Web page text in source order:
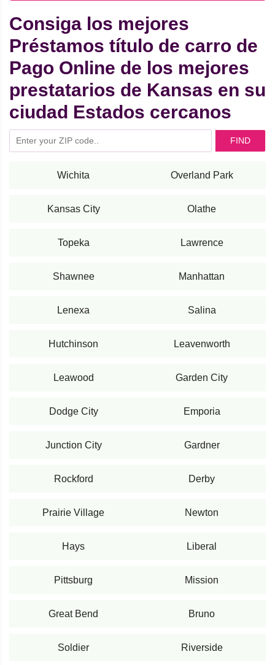
Consiga los mejores
Préstamos título de carro de
Pago Online de los mejores
prestatarios de Kansas en su
ciudad Estados cercanos
FIND
Wichita Overland Park
Kansas City Olathe
Topeka Lawrence
Shawnee Manhattan
Lenexa Salina
Hutchinson Leavenworth
Leawood Garden City
Dodge City Emporia
Junction City Gardner
Rockford Derby
Prairie Village Newton
Hays Liberal
Pittsburg Mission
Great Bend Bruno
Soldier Riverside